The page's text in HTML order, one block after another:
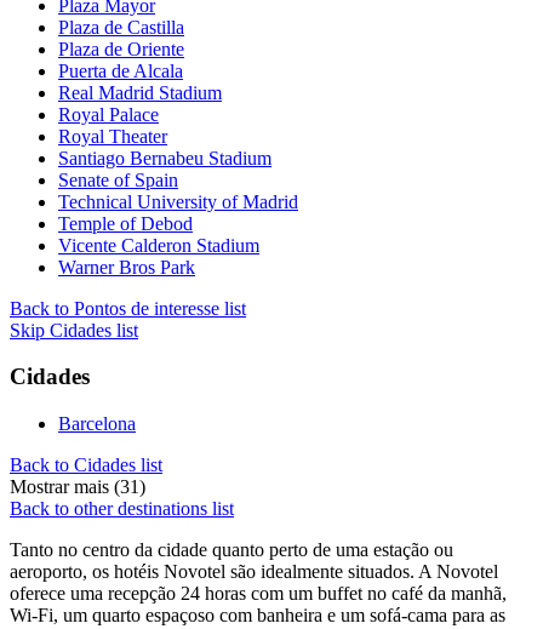
Plaza Mayor
Plaza de Castilla
Plaza de Oriente
Puerta de Alcala
Real Madrid Stadium
Royal Palace
Royal Theater
Santiago Bernabeu Stadium
Senate of Spain
Technical University of Madrid
Temple of Debod
Vicente Calderon Stadium
Warner Bros Park
Back to Pontos de interesse list
Skip Cidades list
Cidades
Barcelona
Back to Cidades list
Mostrar mais (31)
Back to other destinations list
Tanto no centro da cidade quanto perto de uma estação ou
aeroporto, os hotéis Novotel são idealmente situados. A Novotel
oferece uma recepção 24 horas com um buffet no café da manhã,
Wi-Fi, um quarto espaçoso com banheira e um sofá-cama para as